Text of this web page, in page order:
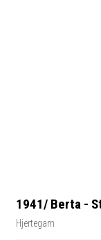
1941/ Berta -
Hjertegarn